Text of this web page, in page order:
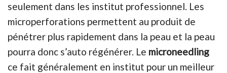
seulement dans les institut professionnel. Les
microperforations permettent au produit de
pénétrer plus rapidement dans la peau et la peau
pourra donc s’auto régénérer. Le microneedling
ce fait généralement en institut pour un meilleur